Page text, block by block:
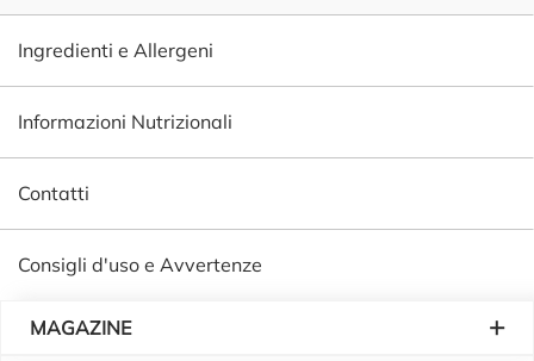
di vita sano scegli una dieta varia ed equilibrata unita ad una
regolare attività fisica.
Ingredienti e Allergeni
Informazioni Nutrizionali
Contatti
Consigli d'uso e Avvertenze
MAGAZINE